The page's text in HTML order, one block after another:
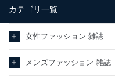
カテゴリ一覧
女性ファッション 雑誌
メンズファッション 雑誌